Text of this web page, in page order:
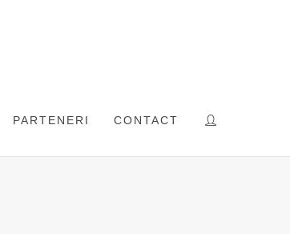
PARTENERI CONTACT